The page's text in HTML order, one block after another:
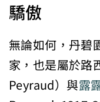
驕傲
無論如何，丹
家，也是屬於
Peyraud）與露